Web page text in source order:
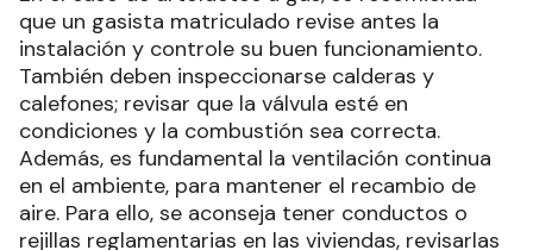
que un gasista matriculado revise antes la
instalación y controle su buen funcionamiento.
También deben inspeccionarse calderas y
calefones; revisar que la válvula esté en
condiciones y la combustión sea correcta.
Además, es fundamental la ventilación continua
en el ambiente, para mantener el recambio de
aire. Para ello, se aconseja tener conductos o
rejillas reglamentarias en las viviendas, revisarlas